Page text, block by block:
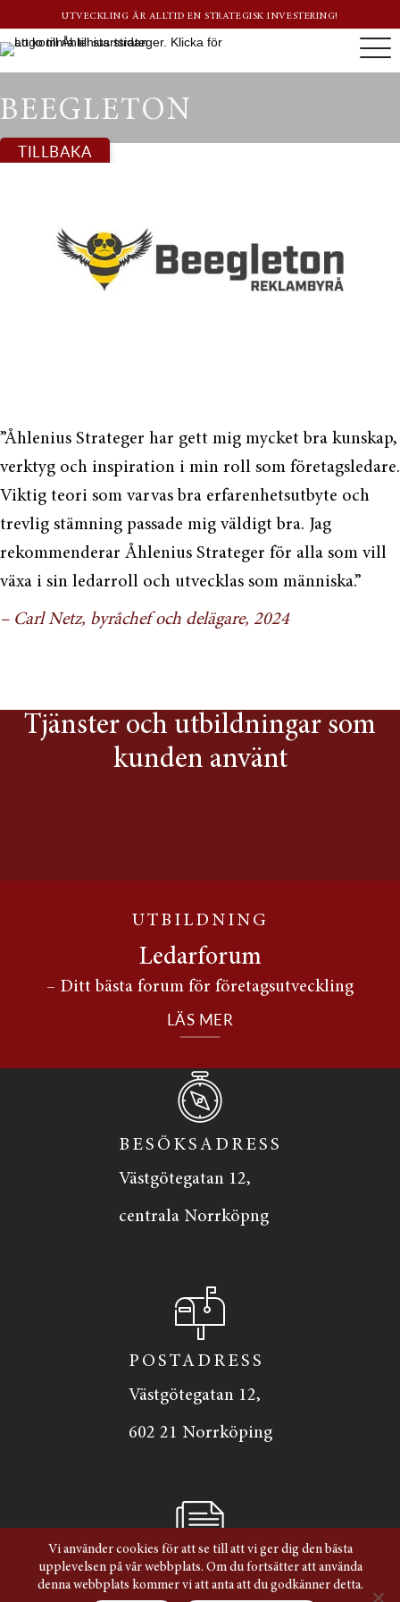
UTVECKLING ÄR ALLTID EN STRATEGISK INVESTERING!
BEEGLETON
TILLBAKA
”Åhlenius Strateger har gett mig mycket bra kunskap,
verktyg och inspiration i min roll som företagsledare.
Viktig teori som varvas bra erfarenhetsutbyte och
trevlig stämning passade mig väldigt bra. Jag
rekommenderar Åhlenius Strateger för alla som vill
växa i sin ledarroll och utvecklas som människa.”
– Carl Netz, byråchef och delägare, 2024
Tjänster och utbildningar som
kunden använt
UTBILDNING
Ledarforum
– Ditt bästa forum för företagsutveckling
LÄS MER
BESÖKSADRESS
Västgötegatan 12,
centrala Norrköpng
POSTADRESS
Västgötegatan 12,
602 21 Norrköping
ORGANISATIONS­NUMMER
Vi använder cookies för att se till att vi ger dig den bästa
upplevelsen på vår webbplats. Om du fortsätter att använda
denna webbplats kommer vi att anta att du godkänner detta.